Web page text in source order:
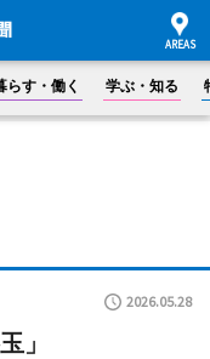
らす・働く 学ぶ・知る
2026.05.28
」